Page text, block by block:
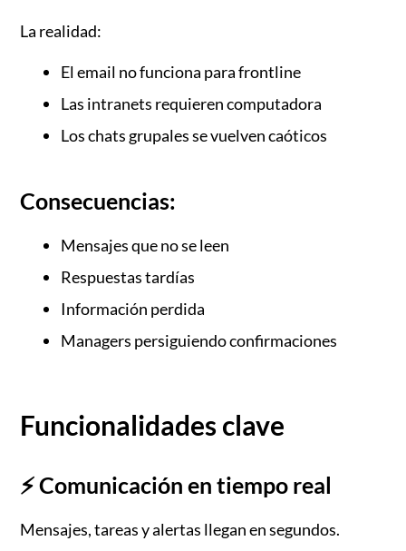
La realidad:
El email no funciona para frontline
Las intranets requieren computadora
Los chats grupales se vuelven caóticos
Consecuencias:
Mensajes que no se leen
Respuestas tardías
Información perdida
Managers persiguiendo confirmaciones
Funcionalidades clave
⚡ Comunicación en tiempo real
Mensajes, tareas y alertas llegan en segundos.